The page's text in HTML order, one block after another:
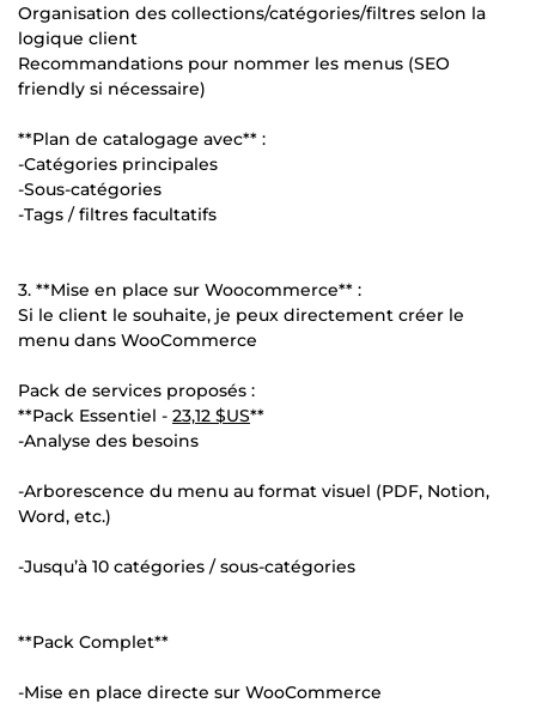
Organisation des collections/catégories/filtres selon la
logique client
Recommandations pour nommer les menus (SEO
friendly si nécessaire)
**Plan de catalogage avec** :
-Catégories principales
-Sous-catégories
-Tags / filtres facultatifs
3. **Mise en place sur Woocommerce** :
Si le client le souhaite, je peux directement créer le
menu dans WooCommerce
Pack de services proposés :
**Pack Essentiel - 23,12 $US**
-Analyse des besoins
-Arborescence du menu au format visuel (PDF, Notion,
Word, etc.)
-Jusqu’à 10 catégories / sous-catégories
**Pack Complet**
-Mise en place directe sur WooCommerce